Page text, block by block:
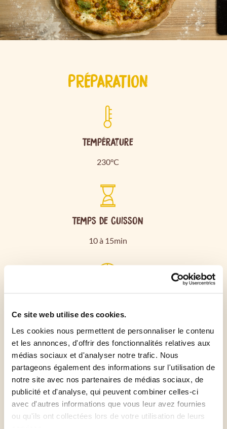
Ce site web utilise des cookies.
Les cookies nous permettent de personnaliser le contenu
et les annonces, d'offrir des fonctionnalités relatives aux
médias sociaux et d'analyser notre trafic. Nous
partageons également des informations sur l'utilisation de
notre site avec nos partenaires de médias sociaux, de
publicité et d'analyse, qui peuvent combiner celles-ci
avec d'autres informations que vous leur avez fournies
ou qu'ils ont collectées lors de votre utilisation de leurs
PRÉPARATION
Température
230°C
Temps de cuisson
10 à 15min
10min
Préchauffez le four à 230°C.
Etalez la crème fraîche sur le fond de pâte à pizza.
Coupez le saumon fumé en chiffonnade et disposez-